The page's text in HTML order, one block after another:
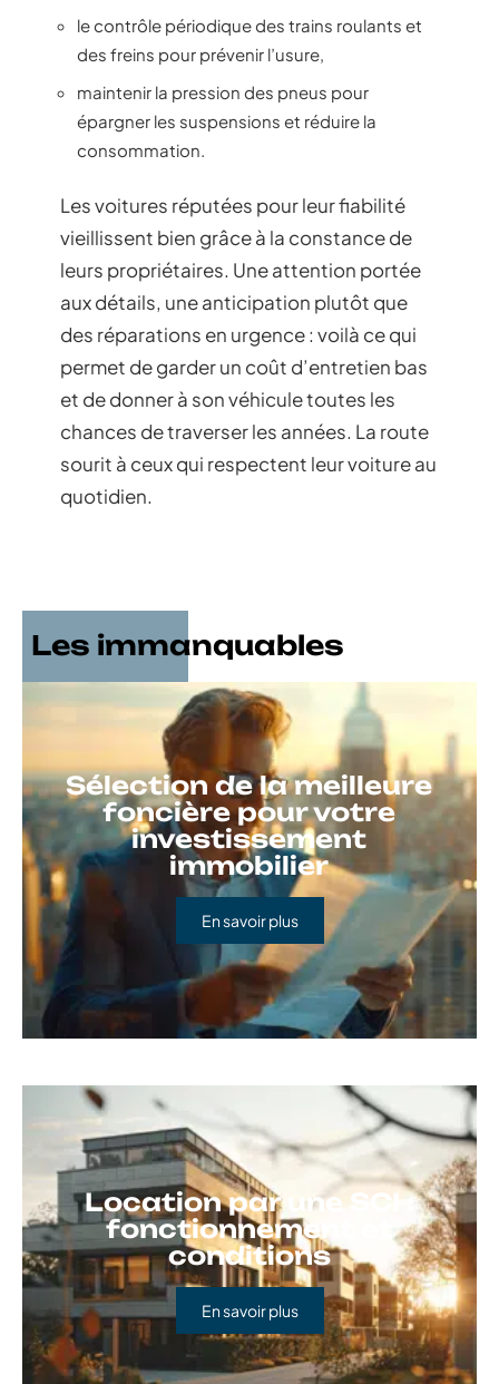
le contrôle périodique des trains roulants et
des freins pour prévenir l’usure,
maintenir la pression des pneus pour
épargner les suspensions et réduire la
consommation.
Les voitures réputées pour leur fiabilité
vieillissent bien grâce à la constance de
leurs propriétaires. Une attention portée
aux détails, une anticipation plutôt que
des réparations en urgence : voilà ce qui
permet de garder un coût d’entretien bas
et de donner à son véhicule toutes les
chances de traverser les années. La route
sourit à ceux qui respectent leur voiture au
quotidien.
Les immanquables
Sélection de la meilleure
foncière pour votre
investissement
immobilier
En savoir plus
Location par une SCI :
fonctionnement et
conditions
En savoir plus